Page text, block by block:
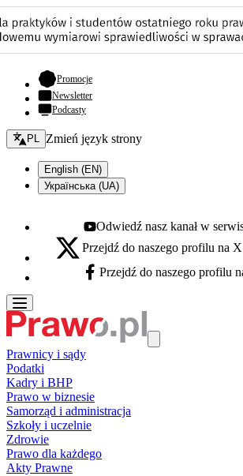
Promocje- otwiera się w nowej karcie
Newsletter
Podcasty
Zmień język - bieżący:
PL Zmień język strony
English (EN)
Українська (UA)
Youtube - otwiera się w nowej karcie
Odwiedź nasz kanał w
X - otwiera się w nowej karcie
Przejdź do naszego profilu na
Facebook - otwiera się w nowej karcie
Przejdź do naszego profilu
Prawnicy i sądy
Podatki
Kadry i BHP
Prawo w biznesie
Samorząd i administracja
Szkoły i uczelnie
Zdrowie
Prawo dla każdego
Akty Prawne